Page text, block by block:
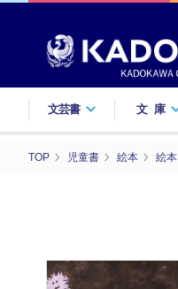
文芸書 文庫
TOP 児童書 絵本 絵本